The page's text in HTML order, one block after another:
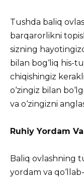
Tushda baliq
barqarorlikni
sizning
bilan bog‘liq his-
chiqishingiz
o‘zingiz bilan
va o‘zingizni
Ruhiy Yordam
Baliq ovlashning
yordam va